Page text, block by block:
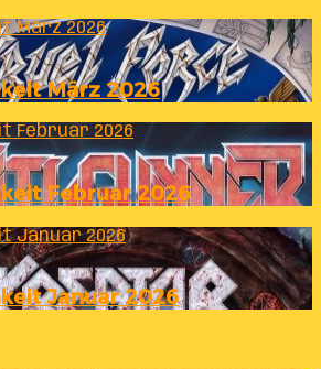
März 2026
März 2026
Februar 2026
Februar 2026
Januar 2026
Januar 2026